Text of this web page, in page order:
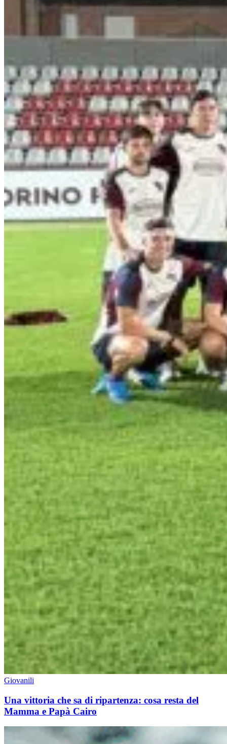
Giovanili
Una vittoria che sa di ripartenza: cosa resta del
Mamma e Papà Cairo